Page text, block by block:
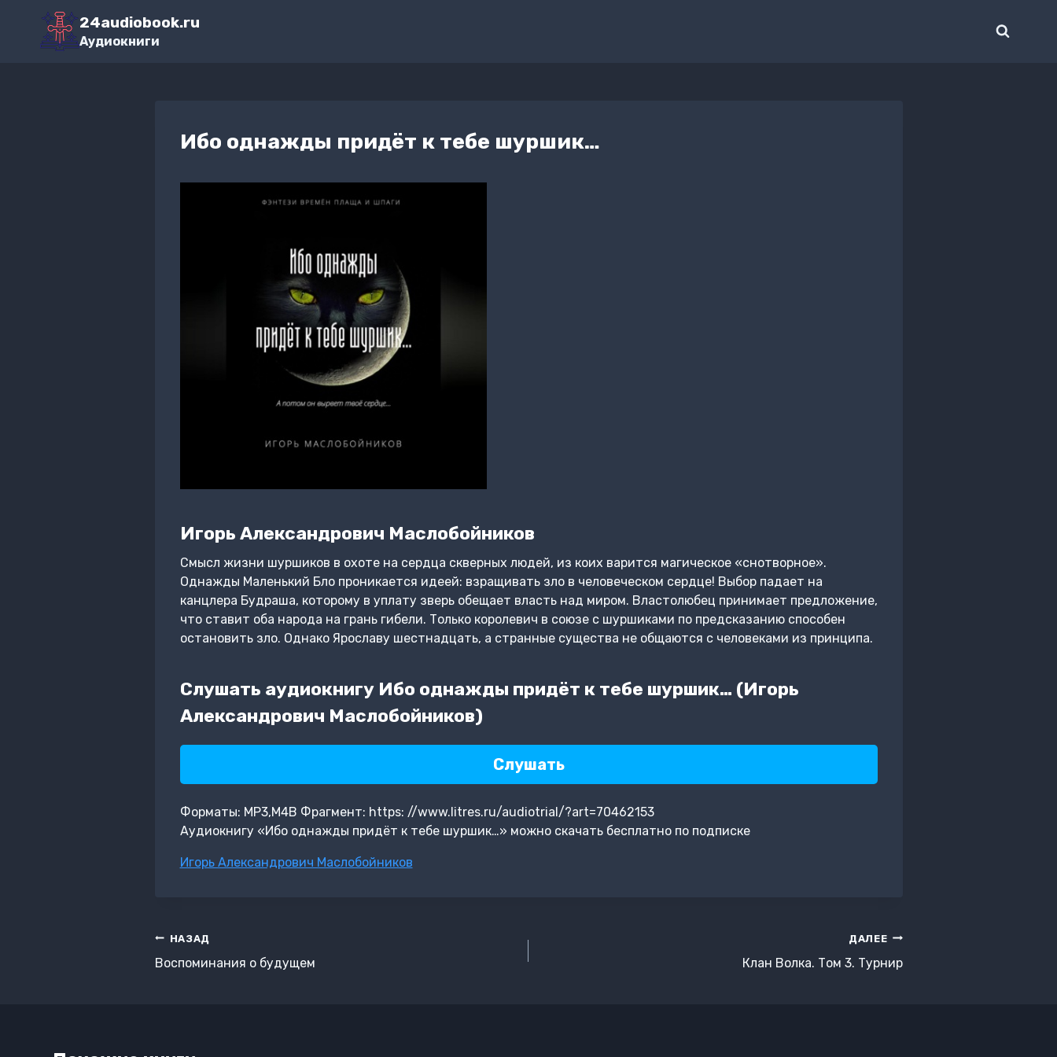
Перейти
содержимому
24audiobook.ru
Аудиокниги
Ибо однажды придёт к тебе шуршик…
Игорь Александрович Маслобойников
Смысл жизни шуршиков в охоте на сердца скверных людей, из коих варится магическое «снотворное».
Однажды Маленький Бло проникается идеей: взращивать зло в человеческом сердце! Выбор падает на
канцлера Будраша, которому в уплату зверь обещает власть над миром. Властолюбец принимает предложение,
что ставит оба народа на грань гибели. Только королевич в союзе с шуршиками по предсказанию способен
остановить зло. Однако Ярославу шестнадцать, а странные существа не общаются с человеками из принципа.
Слушать аудиокнигу Ибо однажды придёт к тебе шуршик… (Игорь
Александрович Маслобойников)
Слушать
Форматы: MP3,M4B Фрагмент: https: //www.litres.ru/audiotrial/?art=70462153
Аудиокнигу «Ибо однажды придёт к тебе шуршик…» можно скачать бесплатно по подписке
Метки
Игорь Александрович Маслобойников
Навигация
по
НАЗАД
Воспоминания о будущем
ДАЛЕЕ
Клан Волка. Том 3. Турнир